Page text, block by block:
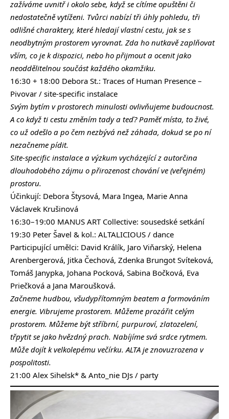
zažíváme uvnitř i okolo sebe, když se cítíme opuštěni či
nedostatečně vytíženi. Tvůrci nabízí tři úhly pohledu, tři
odlišné charaktery, které hledají vlastní cestu, jak se s
neodbytným prostorem vyrovnat. Zda ho nutkavě zaplňovat
vším, co je k dispozici, nebo ho přijmout a ocenit jako
neoddělitelnou součást každého okamžiku.
16:30 + 18:00 Debora St.: Traces of Human Presence –
Pivovar / site-specific instalace
Svým bytím v prostorech minulosti ovlivňujeme budoucnost.
A co když ti cestu změním tady a teď? Paměť místa, to živé,
co už odešlo a po čem nezbývá než záhada, dokud se po ní
nezačneme pídit.
Site-specific instalace a výzkum vycházející z autorčina
dlouhodobého zájmu o přirozenost chování ve (veřejném)
prostoru.
Účinkují: Debora Štysová, Mara Ingea, Marie Anna
Václavek Krušinová
16:30–19:00 MANUS ART Collective: sousedské setkání
19:30 Peter Šavel & kol.: ALTALICIOUS / dance
Participující umělci: David Králík, Jaro Viňarský, Helena
Arenbergerová, Jitka Čechová, Zdenka Brungot Svíteková,
Tomáš Janypka, Johana Pocková, Sabina Bočková, Eva
Priečková a Jana Maroušková.
Začneme hudbou, všudypřítomným beatem a formováním
energie. Vibrujeme prostorem. Můžeme prozářit celým
prostorem. Můžeme být stříbrní, purpuroví, zlatozelení,
třpytit se jako hvězdný prach. Nabíjíme svá srdce rytmem.
Může dojít k velkolepému večírku. ALTA je znovuzrozena v
pospolitosti.
21:00 Alex Sihelsk* & Anto_nie DJs / party